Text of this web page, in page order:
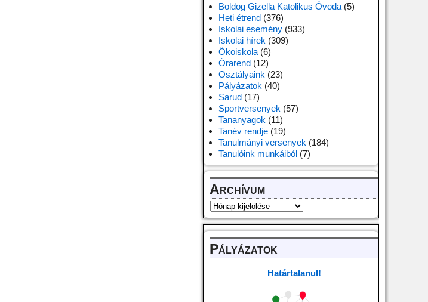
Boldog Gizella Katolikus Óvoda (5)
Heti étrend (376)
Iskolai esemény (933)
Iskolai hírek (309)
Ökoiskola (6)
Órarend (12)
Osztályaink (23)
Pályázatok (40)
Sarud (17)
Sportversenyek (57)
Tananyagok (11)
Tanév rendje (19)
Tanulmányi versenyek (184)
Tanulóink munkáiból (7)
Archívum
Pályázatok
Határtalanul!